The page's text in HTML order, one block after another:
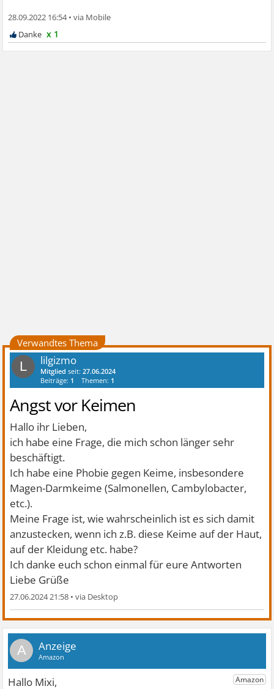
28.09.2022 16:54•
x 1
Verwandtes Thema
L lilgizmo
Mitglied seit:27.06.2024
Beiträge: 1 Themen: 1
Angst vor Keimen
Hallo ihr Lieben,
ich habe eine Frage, die mich schon länger sehr
beschäftigt.
Ich habe eine Phobie gegen Keime, insbesondere
Magen-Darmkeime (Salmonellen, Cambylobacter,
etc.).
Meine Frage ist, wie wahrscheinlich ist es sich damit
anzustecken, wenn ich z.B. diese Keime auf der Haut,
auf der Kleidung etc. habe?
Ich danke euch schon einmal für eure Antworten
Liebe Grüße
27.06.2024 21:58 •
A